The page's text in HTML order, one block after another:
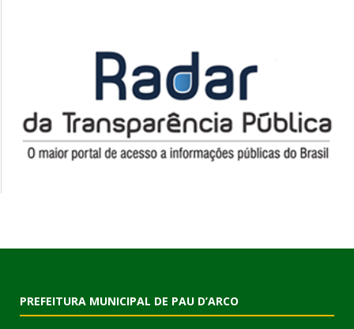
PREFEITURA MUNICIPAL DE PAU D’ARCO